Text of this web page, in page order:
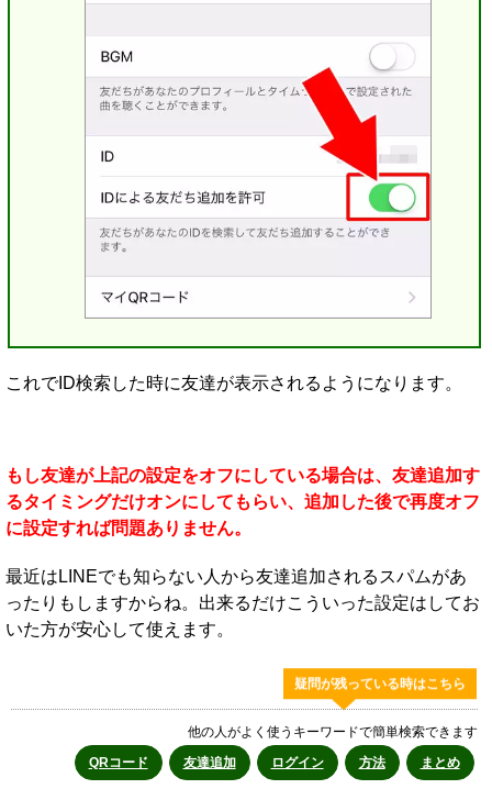
これでID検索した時に友達が表示されるようになります。
もし友達が上記の設定をオフにしている場合は、友達追加す
るタイミングだけオンにしてもらい、追加した後で再度オフ
に設定すれば問題ありません。
最近はLINEでも知らない人から友達追加されるスパムがあ
ったりもしますからね。出来るだけこういった設定はしてお
いた方が安心して使えます。
疑問が残っている時はこちら
他の人がよく使うキーワードで簡単検索できます
QRコード
友達追加 ログイン 方法 まとめ